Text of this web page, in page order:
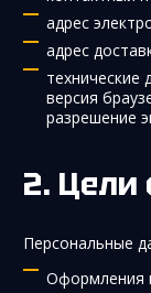
адрес
адрес
технические
версия
разрешение
Цели
Персональные
Оформления